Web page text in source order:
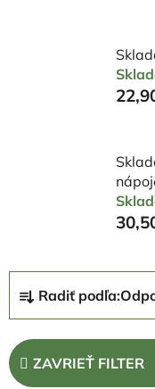
a
d
e
n
Radiť podľa:
ZAVRIEŤ FILTER